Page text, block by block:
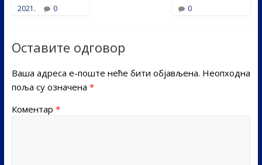
2021.
0
0
Оставите одговор
Ваша адреса е-поште неће бити објављена. Неопходна
поља су означена *
Коментар *